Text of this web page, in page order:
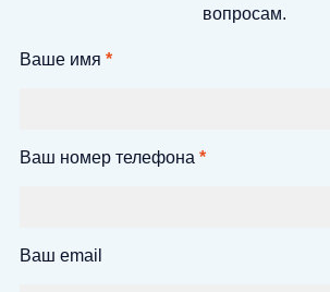
вопросам.
Ваше имя *
Ваш номер телефона *
Ваш email